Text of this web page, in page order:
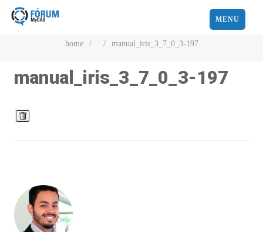
MENU
home / / manual_iris_3_7_0_3-197
manual_iris_3_7_0_3-197